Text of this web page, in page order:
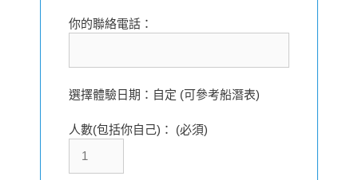
你的聯絡電話：
選擇體驗日期：自定 (可參考船潛表)
人數(包括你自己)： (必須)